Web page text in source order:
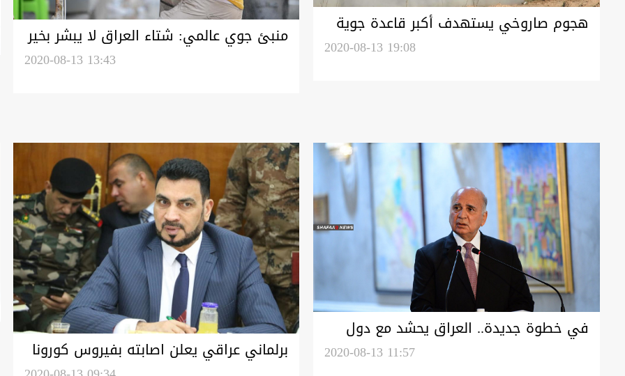
هجوم صاروخي يستهدف أكبر قاعدة جوية
2020-08-13 19:08 منبئ جوي عالمي: شتاء العراق لا يبشر بخير
2020-08-13 13:43
في خطوة جديدة.. العراق يحشد مع دول
2020-08-13 11:57 برلماني عراقي يعلن اصابته بفيروس كورونا